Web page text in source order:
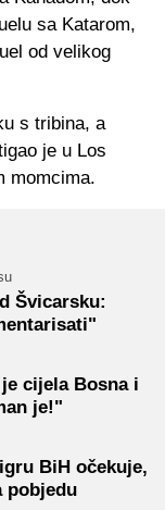
sa Katarom,
od velikog
s tribina, a
je u Los
momcima.
Švicarsku:
cijela Bosna i
je!"
BiH očekuje,
pobjedu